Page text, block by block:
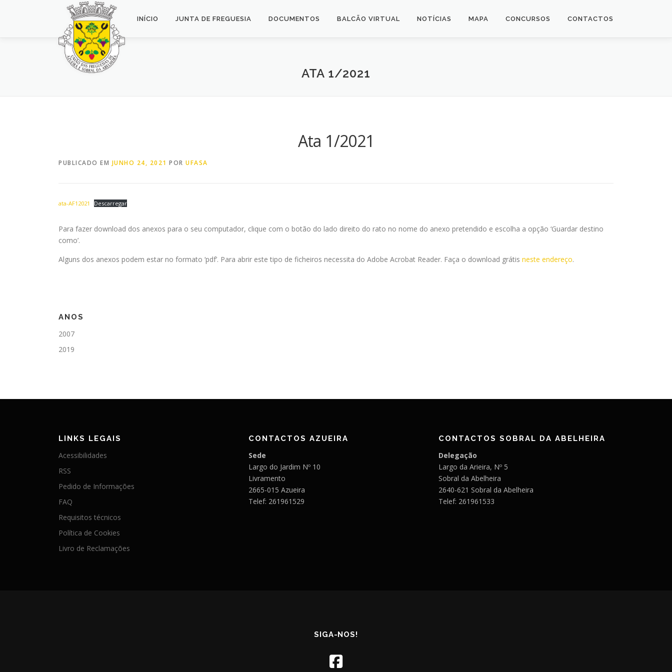
INÍCIO JUNTA DE FREGUESIA DOCUMENTOS BALCÃO VIRTUAL NOTÍCIAS MAPA CONCURSOS CONTACTOS
ATA 1/2021
Ata 1/2021
PUBLICADO EM JUNHO 24, 2021 POR UFASA
ata-AF12021 Descarregar
Para fazer download dos anexos para o seu computador, clique com o botão do lado direito do rato no nome do anexo pretendido e escolha a opção ‘Guardar destino
como’.
Alguns dos anexos podem estar no formato ‘pdf’. Para abrir este tipo de ficheiros necessita do Adobe Acrobat Reader. Faça o download grátis neste endereço.
ANOS
2007
2019
LINKS LEGAIS
Acessibilidades
RSS
Pedido de Informações
FAQ
Requisitos técnicos
Política de Cookies
Livro de Reclamações
CONTACTOS AZUEIRA
Sede
Largo do Jardim Nº 10
Livramento
2665-015 Azueira
Telef: 261961529
CONTACTOS SOBRAL DA ABELHEIRA
Delegação
Largo da Arieira, Nº 5
Sobral da Abelheira
2640-621 Sobral da Abelheira
Telef: 261961533
SIGA-NOS!